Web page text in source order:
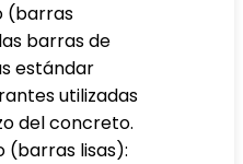
(barras
barras de
estándar
utilizadas
del concreto.
(barras lisas):